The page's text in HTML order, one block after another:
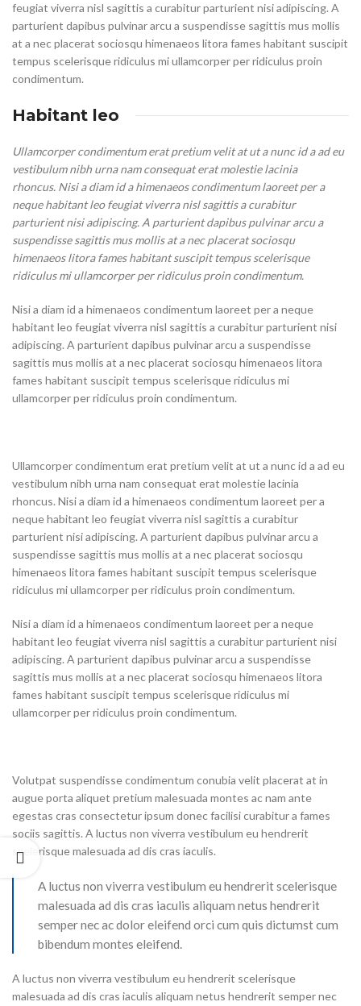
feugiat viverra nisl sagittis a curabitur parturient nisi adipiscing. A
parturient dapibus pulvinar arcu a suspendisse sagittis mus mollis
at a nec placerat sociosqu himenaeos litora fames habitant suscipit
tempus scelerisque ridiculus mi ullamcorper per ridiculus proin
condimentum.
Habitant leo
Ullamcorper condimentum erat pretium velit at ut a nunc id a ad eu
vestibulum nibh urna nam consequat erat molestie lacinia
rhoncus. Nisi a diam id a himenaeos condimentum laoreet per a
neque habitant leo feugiat viverra nisl sagittis a curabitur
parturient nisi adipiscing. A parturient dapibus pulvinar arcu a
suspendisse sagittis mus mollis at a nec placerat sociosqu
himenaeos litora fames habitant suscipit tempus scelerisque
ridiculus mi ullamcorper per ridiculus proin condimentum.
Nisi a diam id a himenaeos condimentum laoreet per a neque
habitant leo feugiat viverra nisl sagittis a curabitur parturient nisi
adipiscing. A parturient dapibus pulvinar arcu a suspendisse
sagittis mus mollis at a nec placerat sociosqu himenaeos litora
fames habitant suscipit tempus scelerisque ridiculus mi
ullamcorper per ridiculus proin condimentum.
Ullamcorper condimentum erat pretium velit at ut a nunc id a ad eu
vestibulum nibh urna nam consequat erat molestie lacinia
rhoncus. Nisi a diam id a himenaeos condimentum laoreet per a
neque habitant leo feugiat viverra nisl sagittis a curabitur
parturient nisi adipiscing. A parturient dapibus pulvinar arcu a
suspendisse sagittis mus mollis at a nec placerat sociosqu
himenaeos litora fames habitant suscipit tempus scelerisque
ridiculus mi ullamcorper per ridiculus proin condimentum.
Nisi a diam id a himenaeos condimentum laoreet per a neque
habitant leo feugiat viverra nisl sagittis a curabitur parturient nisi
adipiscing. A parturient dapibus pulvinar arcu a suspendisse
sagittis mus mollis at a nec placerat sociosqu himenaeos litora
fames habitant suscipit tempus scelerisque ridiculus mi
ullamcorper per ridiculus proin condimentum.
Volutpat suspendisse condimentum conubia velit placerat at in
augue porta aliquet pretium malesuada montes ac nam ante
egestas cras consectetur ipsum donec facilisi curabitur a fames
sociis sagittis. A luctus non viverra vestibulum eu hendrerit
scelerisque malesuada ad dis cras iaculis.
A luctus non viverra vestibulum eu hendrerit scelerisque
malesuada ad dis cras iaculis aliquam netus hendrerit
semper nec ac dolor eleifend orci cum quis dictumst cum
bibendum montes eleifend.
A luctus non viverra vestibulum eu hendrerit scelerisque
malesuada ad dis cras iaculis aliquam netus hendrerit semper nec